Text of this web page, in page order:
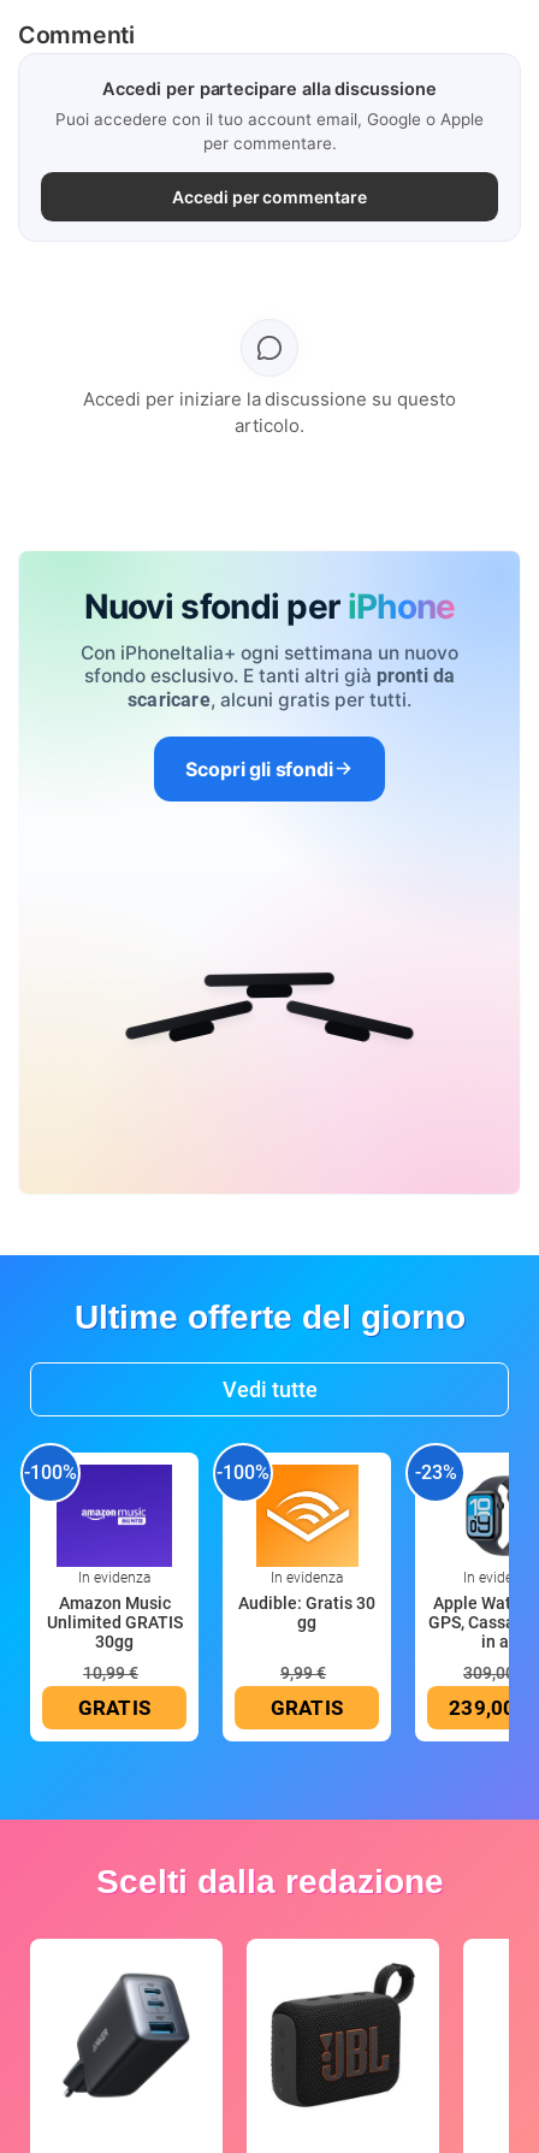
Commenti
Accedi per partecipare alla discussione
Puoi accedere con il tuo account email, Google o Apple
per commentare.
Accedi per commentare
Accedi per iniziare la discussione su questo
articolo.
Nuovi sfondi per iPhone
Con iPhoneItalia+ ogni settimana un nuovo
sfondo esclusivo. E tanti altri già pronti da
scaricare, alcuni gratis per tutti.
Scopri gli sfondi
Ultime offerte del giorno
Vedi tutte
-100%
In evidenza
Amazon Music
Unlimited GRATIS
30gg
10,99 €
GRATIS
-100%
In evidenza
Audible: Gratis 30
gg
9,99 €
GRATIS
-23%
In evidenza
Apple Watch
GPS, Cassa
in all
309,00 €
239,00 €
Scelti dalla redazione